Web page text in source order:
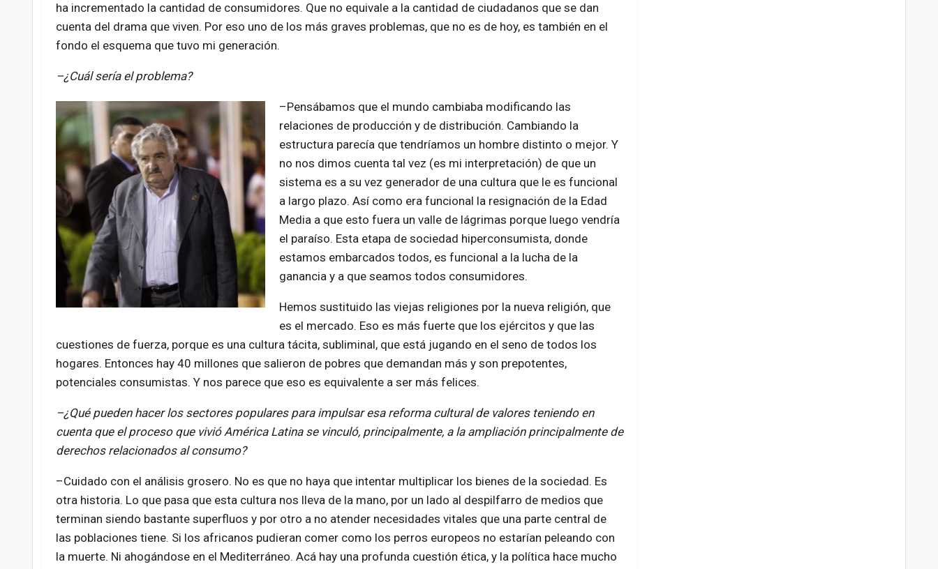
ha incrementado la cantidad de consumidores. Que no equivale a la cantidad de ciudadanos que se dan
cuenta del drama que viven. Por eso uno de los más graves problemas, que no es de hoy, es también en el
fondo el esquema que tuvo mi generación.
–¿Cuál sería el problema?
–Pensábamos que el mundo cambiaba modificando las
relaciones de producción y de distribución. Cambiando la
estructura parecía que tendríamos un hombre distinto o mejor. Y
no nos dimos cuenta tal vez (es mi interpretación) de que un
sistema es a su vez generador de una cultura que le es funcional
a largo plazo. Así como era funcional la resignación de la Edad
Media a que esto fuera un valle de lágrimas porque luego vendría
el paraíso. Esta etapa de sociedad hiperconsumista, donde
estamos embarcados todos, es funcional a la lucha de la
ganancia y a que seamos todos consumidores.
Hemos sustituido las viejas religiones por la nueva religión, que
es el mercado. Eso es más fuerte que los ejércitos y que las
cuestiones de fuerza, porque es una cultura tácita, subliminal, que está jugando en el seno de todos los
hogares. Entonces hay 40 millones que salieron de pobres que demandan más y son prepotentes,
potenciales consumistas. Y nos parece que eso es equivalente a ser más felices.
–¿Qué pueden hacer los sectores populares para impulsar esa reforma cultural de valores teniendo en
cuenta que el proceso que vivió América Latina se vinculó, principalmente, a la ampliación principalmente de
derechos relacionados al consumo?
–Cuidado con el análisis grosero. No es que no haya que intentar multiplicar los bienes de la sociedad. Es
otra historia. Lo que pasa que esta cultura nos lleva de la mano, por un lado al despilfarro de medios que
terminan siendo bastante superfluos y por otro a no atender necesidades vitales que una parte central de
las poblaciones tiene. Si los africanos pudieran comer como los perros europeos no estarían peleando con
la muerte. Ni ahogándose en el Mediterráneo. Acá hay una profunda cuestión ética, y la política hace mucho